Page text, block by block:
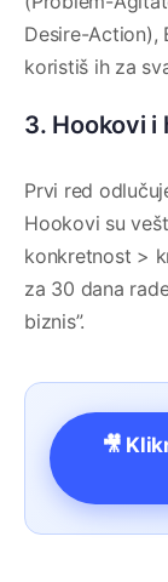
Desire-Action),
koristiš ih za
3. Hookovi i
Prvi red
Hookovi su
konkretnost >
za 30 dana
biznis”.
🎥